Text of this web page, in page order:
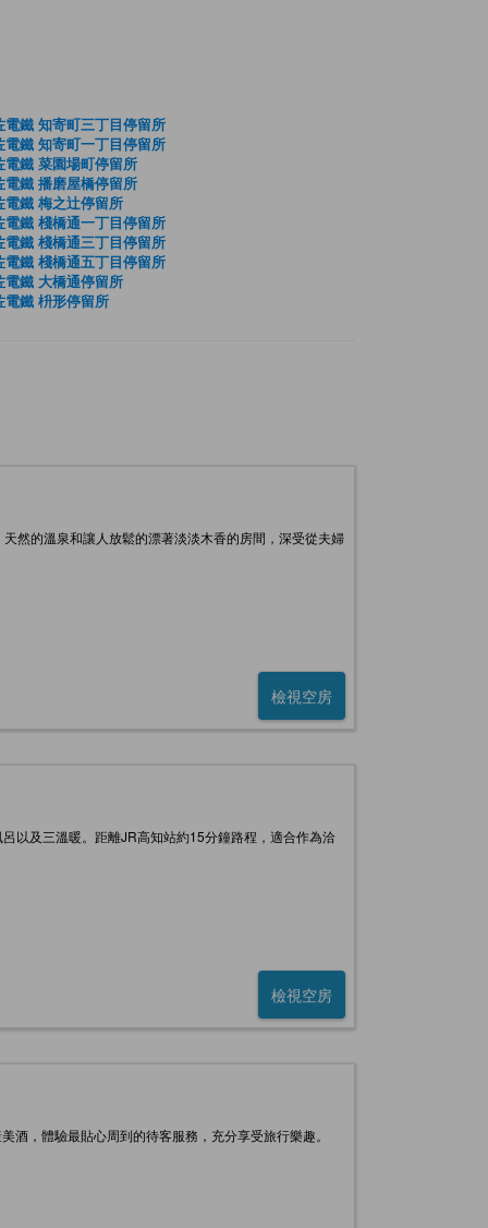
電鐵 知寄町三丁目停留所
電鐵 知寄町一丁目停留所
電鐵 菜園場町停留所
電鐵 播磨屋橋停留所
電鐵 梅之辻停留所
電鐵 棧橋通一丁目停留所
電鐵 棧橋通三丁目停留所
電鐵 棧橋通五丁目停留所
電鐵 大橋通停留所
電鐵 枡形停留所
然的溫泉和讓人放鬆的漂著淡淡木香的房間，深受從夫婦
檢視空房
以及三溫暖。距離JR高知站約15分鐘路程，適合作為洽
檢視空房
，體驗最貼心周到的待客服務，充分享受旅行樂趣。